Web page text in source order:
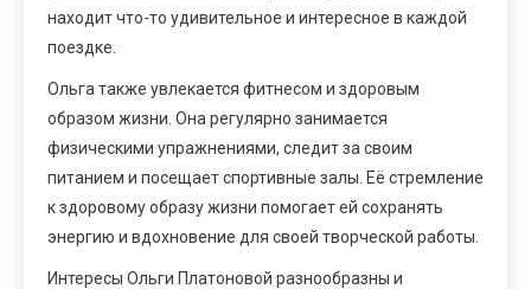
находит что-то удивительное и интересное в каждой
поездке.
Ольга также увлекается фитнесом и здоровым
образом жизни. Она регулярно занимается
физическими упражнениями, следит за своим
питанием и посещает спортивные залы. Её стремление
к здоровому образу жизни помогает ей сохранять
энергию и вдохновение для своей творческой работы.
Интересы Ольги Платоновой разнообразны и